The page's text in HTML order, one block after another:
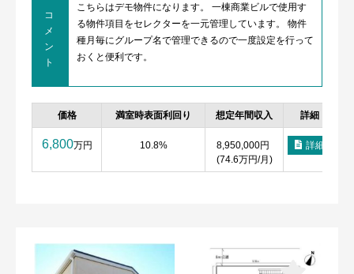
コ
メ
ン
ト
こちらはデモ物件になります。 一棟商業ビルで使用す
る物件項目をセレクターを一元管理しています。 物件
種月毎にグループ名で管理できるので一度設定を行って
おくと便利です。
価格 満室時表面利回り 想定年間収入 詳細
6,800万円 10.8%
8,950,000円
(74.6万円/月)
詳細